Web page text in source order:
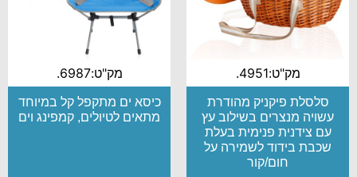
מק"ט:4951.
סלסלת פיקניק מהודרת
עשויה מנצרים בשילוב עץ
עם צידנית פנימית בעלת
שכבת בידוד לשמירה על
חום/קור
מק"ט:6987.
כיסא ים מתקפל קל במיוחד
מתאים לטיולים, קמפינג וים